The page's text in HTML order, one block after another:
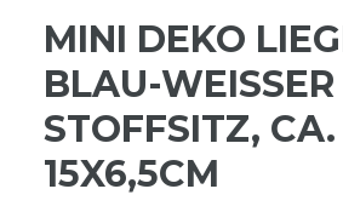
MINI DEKO
BLAU-WEISSER S
TOFFSITZ, CA. 1
5X6,5CM